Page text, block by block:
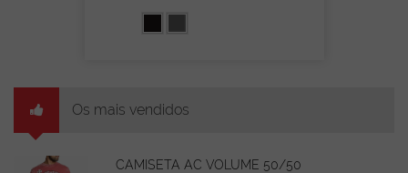
Os mais vendidos
CAMISETA AC VOLUME 50/50